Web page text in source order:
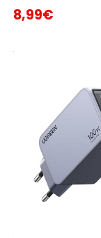
8,99€